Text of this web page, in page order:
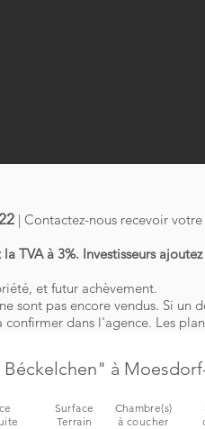
| Contactez-nous recevoir
TVA à 3%. Investisseurs
et futur achèvement.
sont pas encore vendus. Si un
dans l'agence. Les
à
Chambre(s)
à coucher
Surface
Terrain